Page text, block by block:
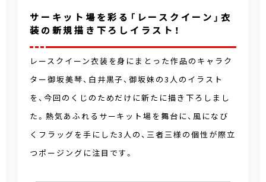
サーキット場を彩る「レースクイーン」衣
装の新規描き下ろしイラスト！
レースクイーン衣装を身にまとった作品のキャラク
ター御坂美琴、白井黒子、御坂妹の3人のイラスト
を、今回のくじのためだけに新たに描き下ろしまし
た。熱気あふれるサーキット場を舞台に、風になび
くフラッグを手にした3人の、三者三様の個性が際立
つポージングに注目です。